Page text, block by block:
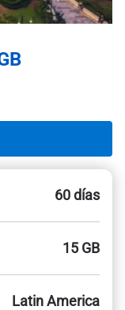
60 días
15 GB
Latin America